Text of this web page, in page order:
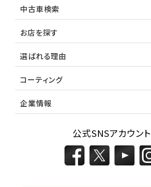
中古車検索
お店を探す
選ばれる理由
コーティング
企業情報
公式SNSアカウント